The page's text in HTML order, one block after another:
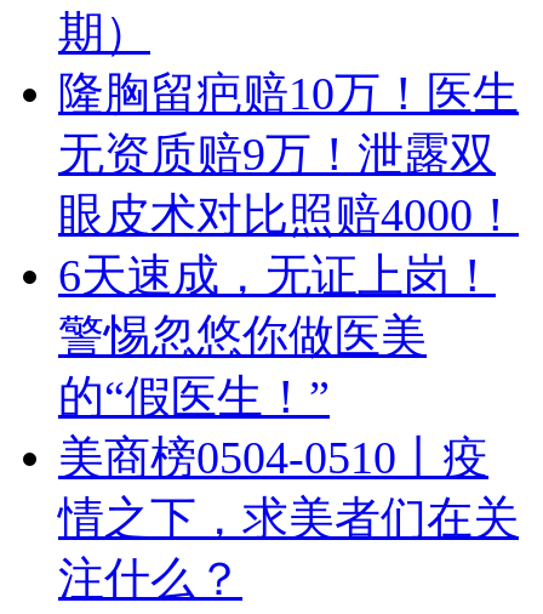
期）
隆胸留疤赔10万！医生
无资质赔9万！泄露双
眼皮术对比照赔4000！
6天速成，无证上岗！
警惕忽悠你做医美
的“假医生！”
美商榜0504-0510丨疫
情之下，求美者们在关
注什么？